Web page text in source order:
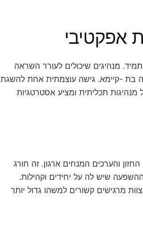
אפקטיבי
מנהיגים שיכולים לעורר השראה
בת -קיימא. גישה עוצמתית אחת להשגת
תכליתית ומציע אסטרטגיות
והערכים המנחים ארגון. זה חורג
שיש לה על יחידים וקהילות.
מרגישים קשורים למשהו גדול יותר